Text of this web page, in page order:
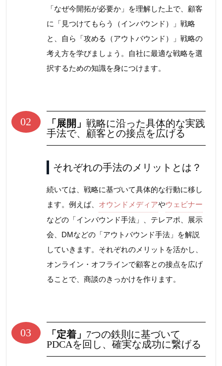
「なぜ今開拓が必要か」を理解した上で、顧客
に「見つけてもらう（インバウンド）」戦略
と、自ら「攻める（アウトバウンド）」戦略の
考え方を学びましょう。自社に最適な戦略を選
択するための知識を身につけます。
02 「展開」 戦略に沿った具体的な実践
手法で、顧客との接点を広げる
それぞれの手法のメリットとは？
続いては、戦略に基づいて具体的な行動に移し
ます。例えば、 オウンドメディアやウェビナー
などの「インバウンド手法」、テレアポ、展示
会、DMなどの「アウトバウンド手法」を解説
していきます。それぞれのメリットを活かし、
オンライン・オフラインで顧客との接点を広げ
ることで、商談のきっかけを作ります。
03 「定着」 7つの鉄則に基づいて
PDCAを回し、確実な成功に繋げる